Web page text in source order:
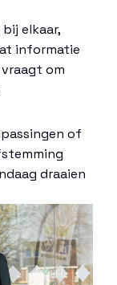
elkaar,
informatie
om
of
draaien